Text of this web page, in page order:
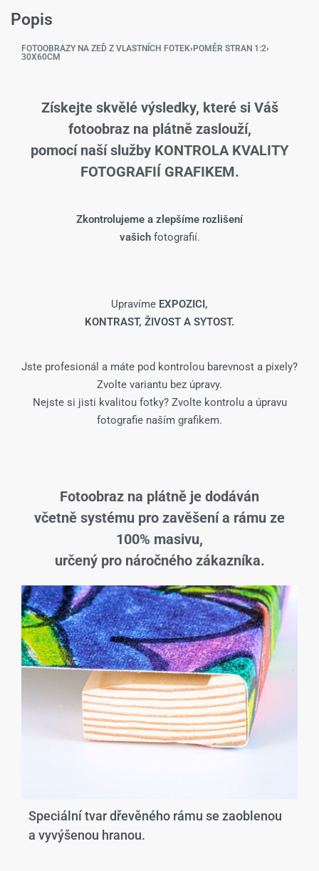
Popis
FOTOOBRAZY NA ZEĎ Z VLASTNÍCH FOTEK› POMĚR STRAN 1:2›
30X60CM
Získejte skvělé výsledky, které si Váš
fotoobraz na plátně zaslouží,
pomocí naší služby KONTROLA KVALITY
FOTOGRAFIÍ GRAFIKEM.
Zkontrolujeme a zlepšíme rozlišení
vašich fotografií.
Upravíme EXPOZICI,
KONTRAST, ŽIVOST A SYTOST.
Jste profesionál a máte pod kontrolou barevnost a pixely?
Zvolte variantu bez úpravy.
Nejste si jisti kvalitou fotky? Zvolte kontrolu a úpravu
fotografie naším grafikem.
Fotoobraz na plátně je dodáván
včetně systému pro zavěšení a rámu ze
100% masivu,
určený pro náročného zákazníka.
Speciální tvar dřevěného rámu se zaoblenou
a vyvýšenou hranou.​